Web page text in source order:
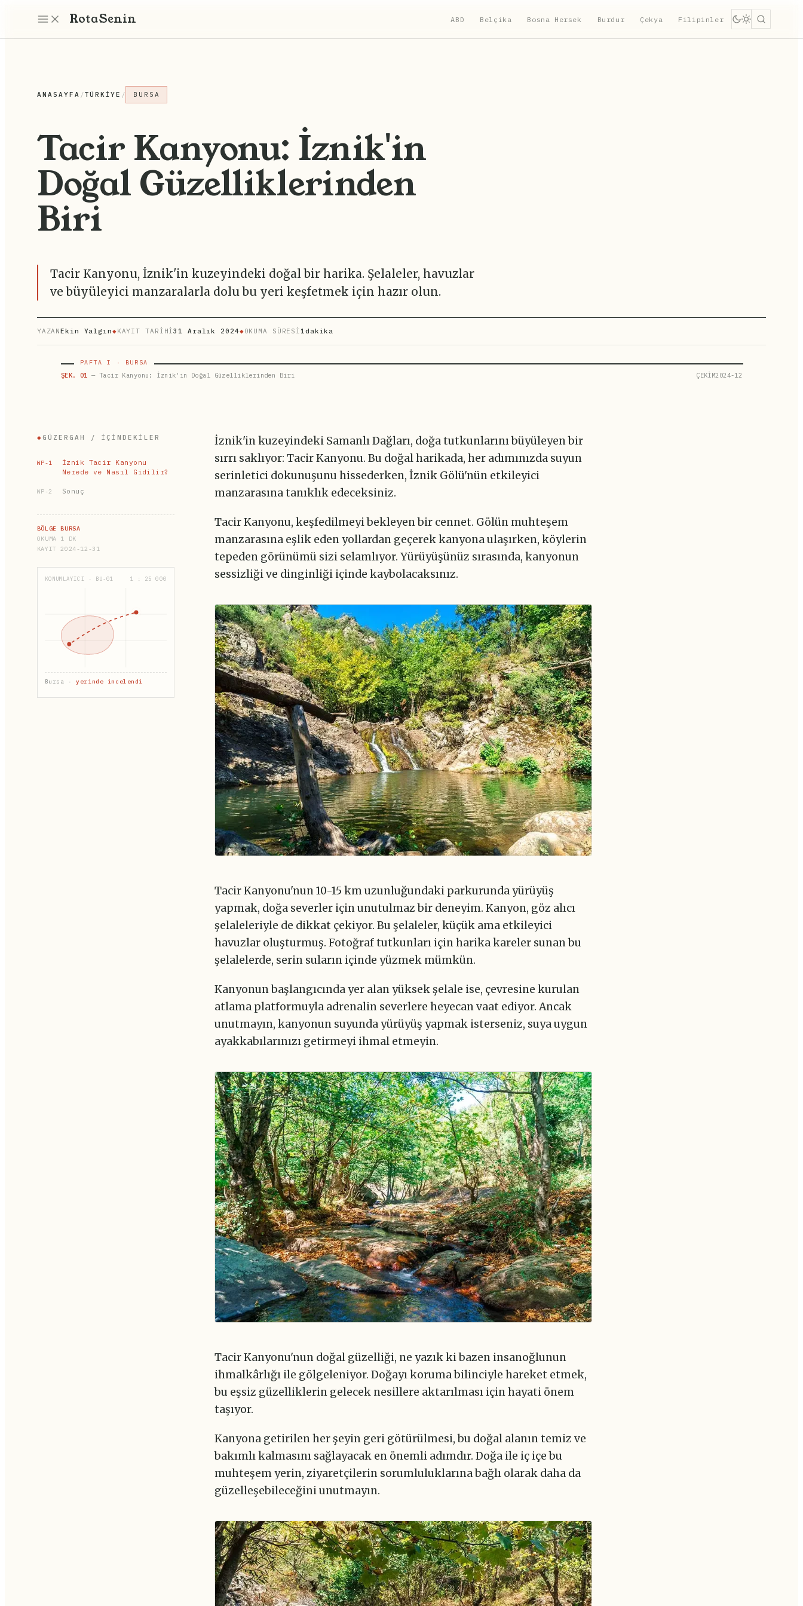
RotaSenin ABD Belçika Bosna Hersek Burdur Çekya Filipinler
ANASAYFA /TÜRKIYE / BURSA
Tacir Kanyonu: İznik'in
Doğal Güzelliklerinden
Biri
Tacir Kanyonu, İznik'in kuzeyindeki doğal bir harika. Şelaleler, havuzlar
ve büyüleyici manzaralarla dolu bu yeri keşfetmek için hazır olun.
YAZANEkin Yalgın◆KAYIT TARİHİ31 Aralık 2024◆OKUMA SÜRESİ1dakika
PAFTA I · BURSA
ŞEK. 01 — Tacir Kanyonu: İznik'in Doğal Güzelliklerinden Biri ÇEKİM2024-12
◆ GÜZERGAH / İÇINDEKILER
WP-1
İznik Tacir Kanyonu
Nerede ve Nasıl Gidilir?
WP-2 Sonuç
BÖLGE BURSA
OKUMA 1 DK
KAYIT 2024-12-31
KONUMLAYICI · BU-01 1 : 25 000
Bursa ·yerinde incelendi
İznik'in kuzeyindeki Samanlı Dağları, doğa tutkunlarını büyüleyen bir
sırrı saklıyor: Tacir Kanyonu. Bu doğal harikada, her adımınızda suyun
serinletici dokunuşunu hissederken, İznik Gölü'nün etkileyici
manzarasına tanıklık edeceksiniz.
Tacir Kanyonu, keşfedilmeyi bekleyen bir cennet. Gölün muhteşem
manzarasına eşlik eden yollardan geçerek kanyona ulaşırken, köylerin
tepeden görünümü sizi selamlıyor. Yürüyüşünüz sırasında, kanyonun
sessizliği ve dinginliği içinde kaybolacaksınız.
Tacir Kanyonu'nun 10-15 km uzunluğundaki parkurunda yürüyüş
yapmak, doğa severler için unutulmaz bir deneyim. Kanyon, göz alıcı
şelaleleriyle de dikkat çekiyor. Bu şelaleler, küçük ama etkileyici
havuzlar oluşturmuş. Fotoğraf tutkunları için harika kareler sunan bu
şelalelerde, serin suların içinde yüzmek mümkün.
Kanyonun başlangıcında yer alan yüksek şelale ise, çevresine kurulan
atlama platformuyla adrenalin severlere heyecan vaat ediyor. Ancak
unutmayın, kanyonun suyunda yürüyüş yapmak isterseniz, suya uygun
ayakkabılarınızı getirmeyi ihmal etmeyin.
Tacir Kanyonu'nun doğal güzelliği, ne yazık ki bazen insanoğlunun
ihmalkârlığı ile gölgeleniyor. Doğayı koruma bilinciyle hareket etmek,
bu eşsiz güzelliklerin gelecek nesillere aktarılması için hayati önem
taşıyor.
Kanyona getirilen her şeyin geri götürülmesi, bu doğal alanın temiz ve
bakımlı kalmasını sağlayacak en önemli adımdır. Doğa ile iç içe bu
muhteşem yerin, ziyaretçilerin sorumluluklarına bağlı olarak daha da
güzelleşebileceğini unutmayın.